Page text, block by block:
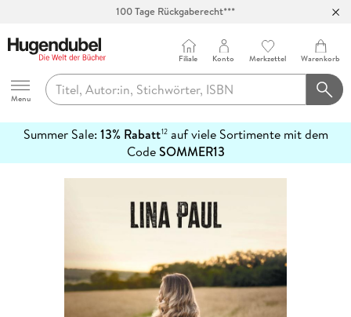
100 Tage Rückgaberecht***
Hugendubel
Menu
Filiale Konto Merkzettel Warenkorb
Summer Sale: 13% Rabatt12auf viele Sortimente mit dem
CodeSOMMER13
erfahren